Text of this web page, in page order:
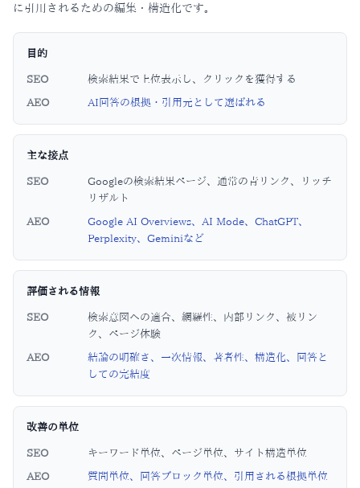
に引用されるための編集・構造化です。
目的
SEO 検索結果で上位表示し、クリックを獲得する
AEO AI回答の根拠・引用元として選ばれる
主な接点
SEO
Googleの検索結果ページ、通常の青リンク、リッチ
リザルト
AEO
Google AI Overviews、AI Mode、ChatGPT、
Perplexity、Geminiなど
評価される情報
SEO
検索意図への適合、網羅性、内部リンク、被リン
ク、ページ体験
AEO
結論の明確さ、一次情報、著者性、構造化、回答と
しての完結度
改善の単位
SEO キーワード単位、ページ単位、サイト構造単位
AEO 質問単位、回答ブロック単位、引用される根拠単位